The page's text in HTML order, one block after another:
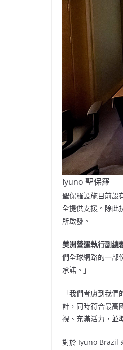
Iyuno 聖保羅
聖保羅設施目前設
全提供支援。除此
所啟發。
美洲營運執行副總
們全球網路的一部
承諾。」
「我們考慮到我
計，同時符合最高
視、充滿活力，並
對於 Iyuno Brazil